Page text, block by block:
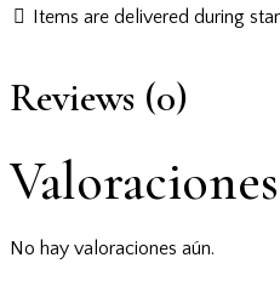
Items are delivered during
Reviews (0)
Valoraciones
No hay valoraciones aún.